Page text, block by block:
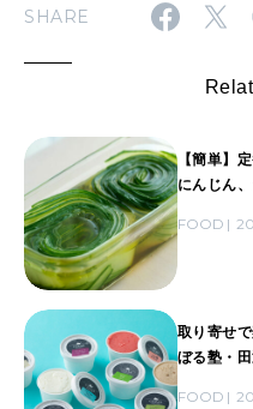
SHARE
【簡単】
にんじん
FOOD
取り寄せ
ぼる塾・
FOOD